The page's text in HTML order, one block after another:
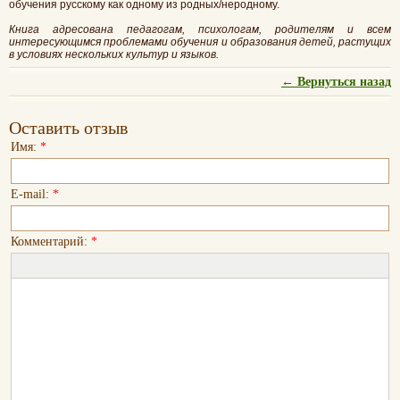
обучения русскому как одному из родных/неродному.
Книга адресована педагогам, психологам, родителям и всем
интересующимся проблемами обучения и образования детей, растущих
в условиях нескольких культур и языков.
← Вернуться назад
Оставить отзыв
Имя: *
E-mail: *
Комментарий: *